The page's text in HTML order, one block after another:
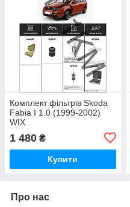
Комплект фільтрів Skoda
Fabia I 1.0 (1999-2002)
WIX
1 480 ₴
Купити
Про нас